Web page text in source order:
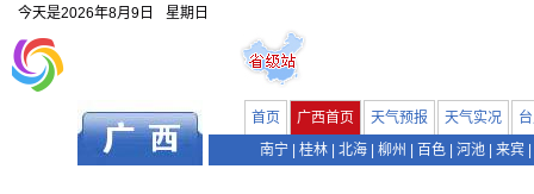
今天是2026年8月9日 星期日
首页 广西首页 天气预报 天气实况
南宁
桂林 北海 柳州 百色 河池 来宾